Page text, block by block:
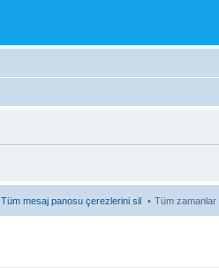
Tüm zamanlar
Tüm mesaj panosu çerezlerini sil